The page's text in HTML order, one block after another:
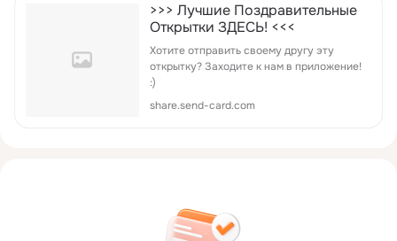
>>> Лучшие Поздравительные
Открытки ЗДЕСЬ! <<<
Хотите отправить своему другу эту
открытку? Заходите к нам в приложение!
:)
share.send-card.com